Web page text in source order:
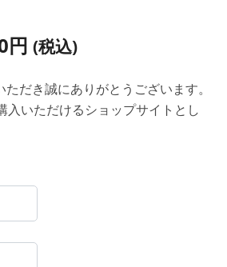
円 (税込)
だき誠にありがとうございます。
入いただけるショップサイトとし